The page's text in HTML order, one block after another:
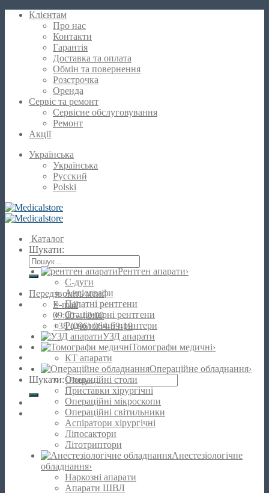
Клієнтам
Про нас
Контакти
Гарантія
Доставка та оплата
Обмін та повернення
Розстрочка
Оренда
Сервіс та ремонт
Сервісне обслуговування
Ремонт
Акції
Українська
Українська
Русский
Polski
Каталог
Шукати:
Передзвоніть мені
E-mail
09:00 - 18:00
+38 (096) 064-59-19
Шукати:
Рентген апарати›
С-дуги
Ангіографи
Палатні рентгени
Стаціонарні рентгени
Радіологічні принтери
УЗД апарати
Томографи медичні›
КТ апарати
Операційне обладнання›
Операційні столи
Приставки хірургічні
Операційні мікроскопи
Операційні світильники
Аспіратори хірургічні
Ліпосактори
Літотриптори
Анестезіологічне
обладнання›
Наркозні апарати
Апарати ШВЛ